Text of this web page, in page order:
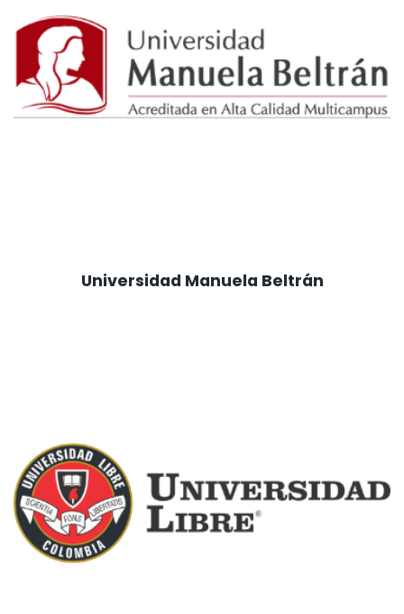
Universidad Manuela Beltrán